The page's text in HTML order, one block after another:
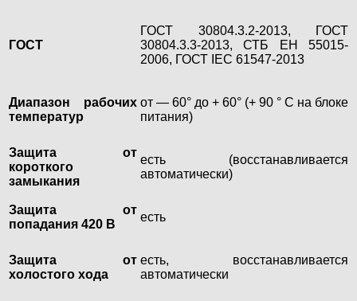
ГОСТ
ГОСТ 30804.3.2-2013, ГОСТ
30804.3.3-2013, СТБ ЕН 55015-
2006, ГОСТ IEC 61547-2013
Диапазон рабочих
температур
от — 60° до + 60° (+ 90 ° С на блоке
питания)
Защита от
короткого
замыкания
есть (восстанавливается
автоматически)
Защита от
попадания 420 В
есть
Защита от
холостого хода
есть, восстанавливается
автоматически